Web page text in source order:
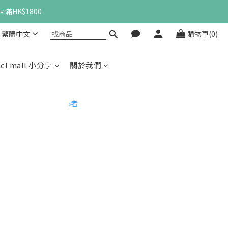
滿HK$1800
繁體中文 購物車(0)
cl mall 小分享 關於我們